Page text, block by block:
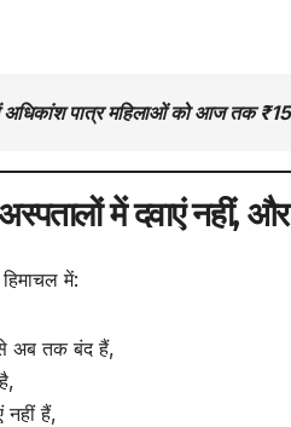
पात्र महिलाओं को आज तक
में दवाएं नहीं,
में:
अब तक बंद हैं,
नहीं हैं,